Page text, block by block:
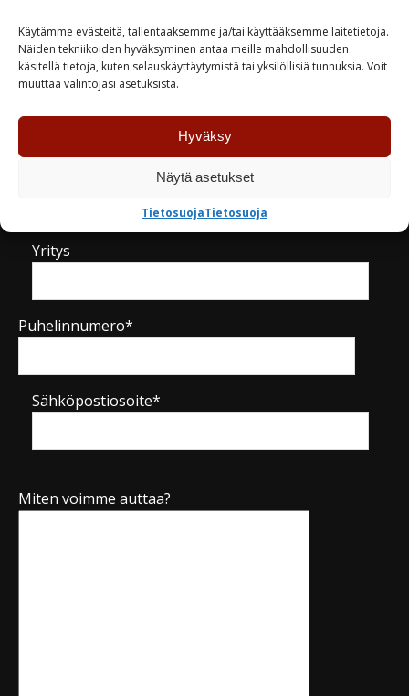
Käytämme evästeitä, tallentaaksemme ja/tai käyttääksemme laitetietoja.
Näiden tekniikoiden hyväksyminen antaa meille mahdollisuuden
käsitellä tietoja, kuten selauskäyttäytymistä tai yksilöllisiä tunnuksia. Voit
muuttaa valintojasi asetuksista.
Hyväksy
Näytä asetukset
TietosuojaTietosuoja
Kysy tuotteesta / ota yhteyttä
Yritys
Puhelinnumero*
Sähköpostiosoite*
Miten voimme auttaa?